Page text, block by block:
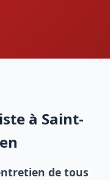
à Saint-
de tous